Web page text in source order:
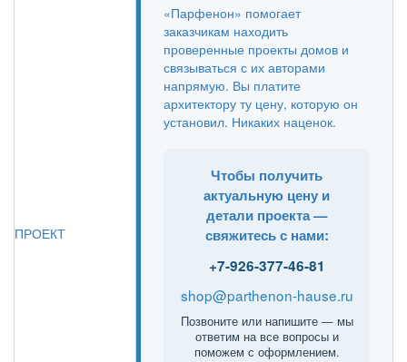
ПРОЕКТ
«Парфенон» помогает
заказчикам находить
проверенные проекты домов и
связываться с их авторами
напрямую. Вы платите
архитектору ту цену, которую он
установил. Никаких наценок.
Чтобы получить
актуальную цену и
детали проекта —
свяжитесь с нами:
+7-926-377-46-81
shop@parthenon-hause.ru
Позвоните или напишите — мы
ответим на все вопросы и
поможем с оформлением.